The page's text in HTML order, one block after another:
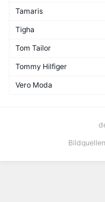
Tamaris
Tigha
Tom Tailor
Tommy Hilfiger
Vero Moda
Bildquellen